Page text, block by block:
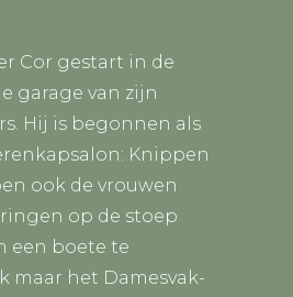
Cor gestart in de
garage van zijn
Hij is begonnen als
Knippen
ook de vrouwen
op de stoep
een boete te
maar het Damesvak-